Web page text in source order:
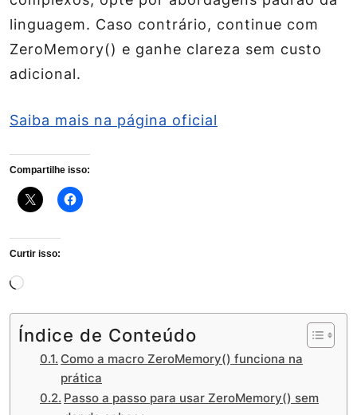
linguagem. Caso contrário, continue com
ZeroMemory() e ganhe clareza sem custo
adicional.
Saiba mais na página oficial
Compartilhe isso:
Curtir isso:
Carregando...
Índice de Conteúdo
Como a macro ZeroMemory() funciona na
prática
Passo a passo para usar ZeroMemory() sem